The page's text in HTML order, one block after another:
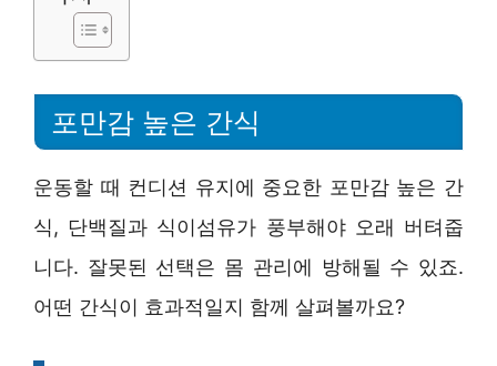
포만감 높은 간식
운동할 때 컨디션 유지에 중요한 포만감 높은 간
식, 단백질과 식이섬유가 풍부해야 오래 버텨줍
니다. 잘못된 선택은 몸 관리에 방해될 수 있죠.
어떤 간식이 효과적일지 함께 살펴볼까요?